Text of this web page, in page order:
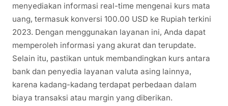
menyediakan informasi real-time mengenai kurs mata
uang, termasuk konversi 100.00 USD ke Rupiah terkini
2023. Dengan menggunakan layanan ini, Anda dapat
memperoleh informasi yang akurat dan terupdate.
Selain itu, pastikan untuk membandingkan kurs antara
bank dan penyedia layanan valuta asing lainnya,
karena kadang-kadang terdapat perbedaan dalam
biaya transaksi atau margin yang diberikan.